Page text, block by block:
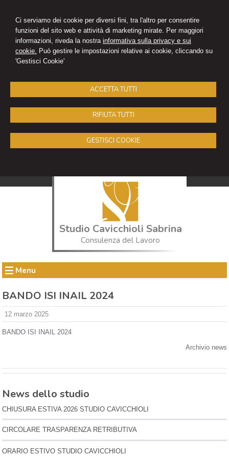
Ci serviamo dei cookie per diversi fini, tra l'altro per consentire
funzioni del sito web e attività di marketing mirate. Per maggiori
informazioni, riveda la nostra informativa sulla privacy e sui
cookie. Può gestire le impostazioni relative ai cookie, cliccando su
'Gestisci Cookie'
ACCETTA TUTTI
RIFIUTA TUTTI
GESTISCI COOKIE
Studio Cavicchioli Sabrina
Consulenza del Lavoro
Menu
BANDO ISI INAIL 2024
12 marzo 2025
BANDO ISI INAIL 2024
Archivio news
News dello studio
CHIUSURA ESTIVA 2026 STUDIO CAVICCHIOLI
CIRCOLARE TRASPARENZA RETRIBUTIVA
ORARIO ESTIVO STUDIO CAVICCHIOLI